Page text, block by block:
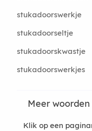
stukadoorswerkje
stukadoorseltje
stukadoorskwastje
stukadoorswerkjes
Meer
Klik op een